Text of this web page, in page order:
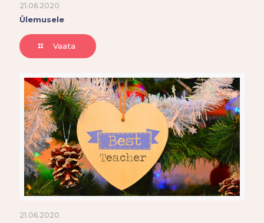
21.06.2020
Ülemusele
Vaata
21.06.2020